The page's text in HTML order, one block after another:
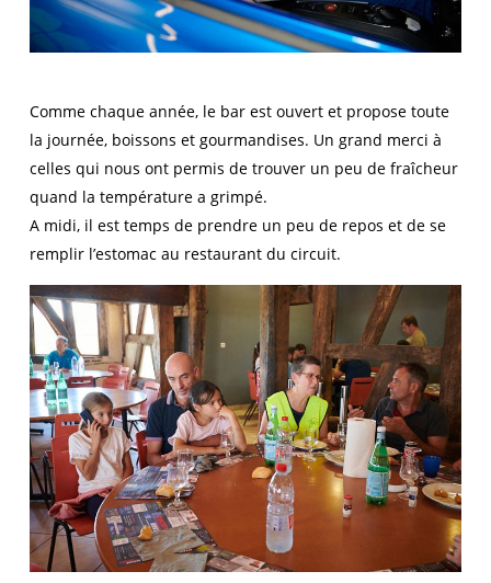
Comme chaque année, le bar est ouvert et propose toute
la journée, boissons et gourmandises. Un grand merci à
celles qui nous ont permis de trouver un peu de fraîcheur
quand la température a grimpé.
A midi, il est temps de prendre un peu de repos et de se
remplir l’estomac au restaurant du circuit.